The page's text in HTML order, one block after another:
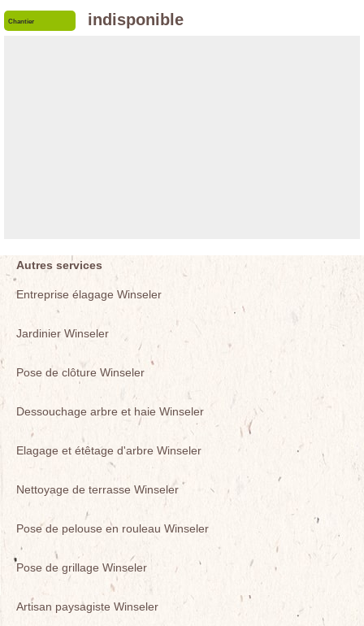
Chantier indisponible
Autres services
Entreprise élagage Winseler
Jardinier Winseler
Pose de clôture Winseler
Dessouchage arbre et haie Winseler
Elagage et étêtage d'arbre Winseler
Nettoyage de terrasse Winseler
Pose de pelouse en rouleau Winseler
Pose de grillage Winseler
Artisan paysagiste Winseler